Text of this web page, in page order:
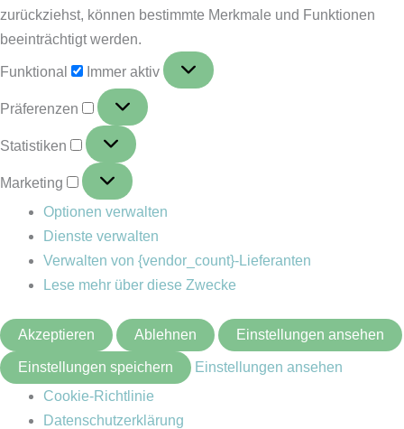
zurückziehst, können bestimmte Merkmale und Funktionen
beeinträchtigt werden.
Funktional Immer aktiv
Präferenzen
Statistiken
Marketing
Optionen verwalten
Dienste verwalten
Verwalten von {vendor_count}-Lieferanten
Lese mehr über diese Zwecke
Akzeptieren Ablehnen Einstellungen ansehen
Einstellungen speichern
Einstellungen ansehen
Cookie-Richtlinie
Datenschutzerklärung